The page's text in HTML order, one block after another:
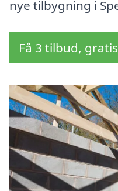
nye tilbygning i
Få 3 tilbud,